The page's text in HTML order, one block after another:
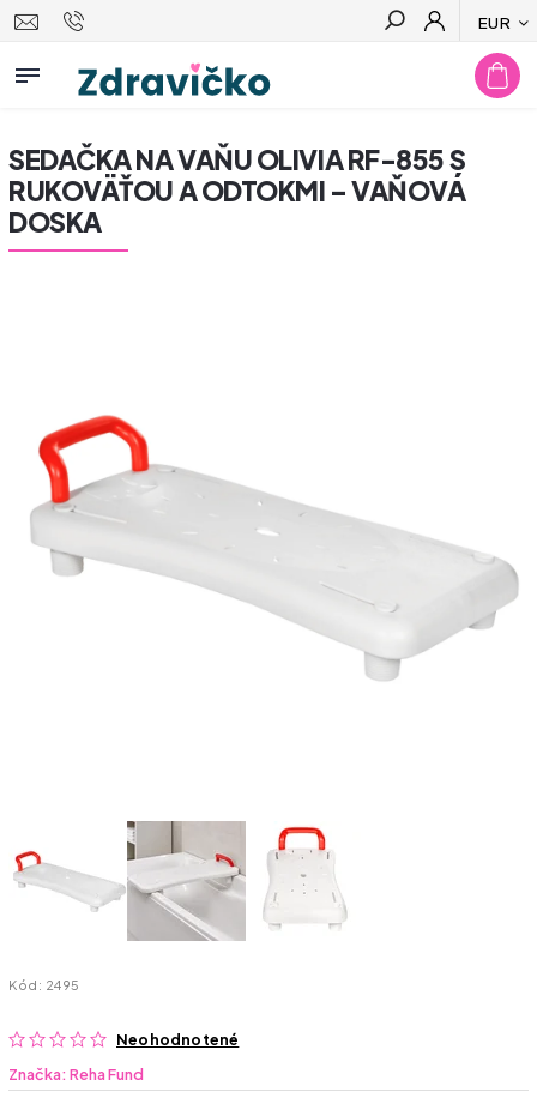
EUR
Hľadať
SEDAČKA NA VAŇU OLIVIA RF-855 S
RUKOVÄŤOU A ODTOKMI – VAŇOVÁ
DOSKA
Kód: 2495
Neohodnotené
Značka:Reha Fund